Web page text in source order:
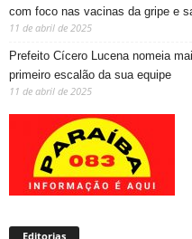
com foco nas vacinas da gripe e
11 de abril de 2025
Prefeito Cícero Lucena nomeia
primeiro escalão da sua equipe
11 de abril de 2025
Editorias